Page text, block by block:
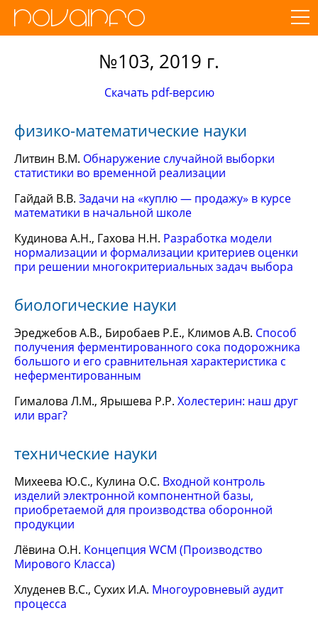
№103, 2019 г.
Скачать pdf-версию
физико-математические науки
Литвин В.М. Обнаружение случайной выборки
статистики во временной реализации
Гайдай В.В. Задачи на «куплю — продажу» в курсе
математики в начальной школе
Кудинова А.Н., Гахова Н.Н. Разработка модели
нормализации и формализации критериев оценки
при решении многокритериальных задач выбора
биологические науки
Эреджебов А.В., Биробаев Р.Е., Климов А.В. Способ
получения ферментированного сока подорожника
большого и его сравнительная характеристика с
неферментированным
Гималова Л.М., Ярышева Р.Р. Холестерин: наш друг
или враг?
технические науки
Михеева Ю.С., Кулина О.С. Входной контроль
изделий электронной компонентной базы,
приобретаемой для производства оборонной
продукции
Лёвина О.Н. Концепция WCM (Производство
Мирового Класса)
Хлуденев В.С., Сухих И.А. Многоуровневый аудит
процесса